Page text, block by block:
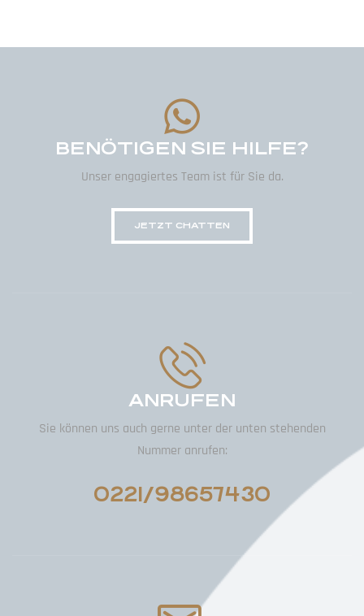
BENÖTIGEN SIE HILFE?
Unser engagiertes Team ist für Sie da.
JETZT CHATTEN
ANRUFEN
Sie können uns auch gerne unter der unten stehenden
Nummer anrufen:
0221/98657430